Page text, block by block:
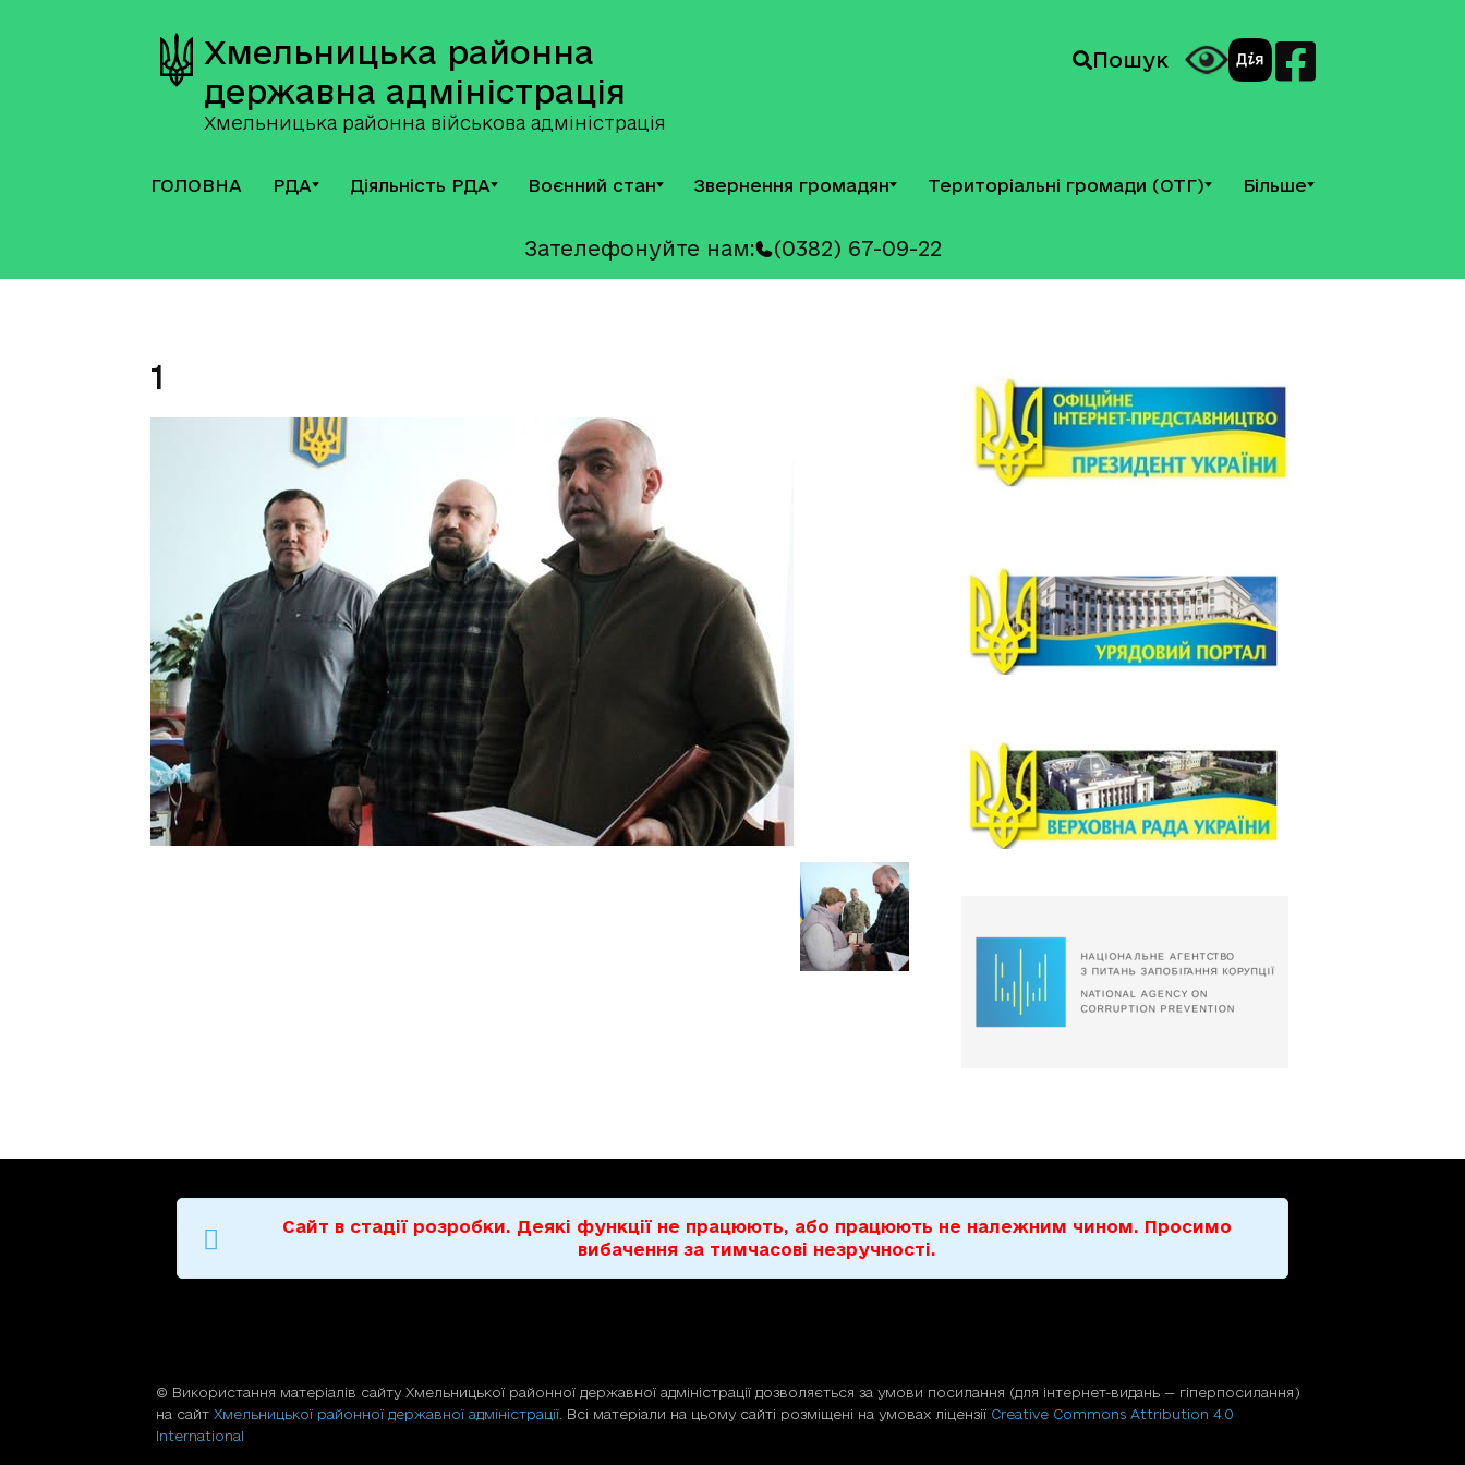
Хмельницька районна
державна адміністрація
Хмельницька районна військова адміністрація
Пошук
ГОЛОВНА РДА Діяльність РДА Воєнний стан Звернення громадян Територіальні громади (ОТГ) Більше
Зателефонуйте нам: (0382) 67-09-22
1
Сайт в стадії розробки. Деякі функції не працюють, або працюють не належним чином. Просимо
вибачення за тимчасові незручності.
© Використання матерiалiв сайту Хмельницької районної державної адміністрації дозволяється за умови посилання (для iнтернет-видань — гiперпосилання)
на сайт Хмельницької районної державної адміністрації . Всі матеріали на цьому сайті розміщені на умовах ліцензії Creative Commons Attribution 4.0
International